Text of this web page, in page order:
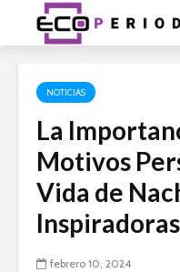
NOTICIAS
La
Motivos
Vida de
febrero 10, 2024